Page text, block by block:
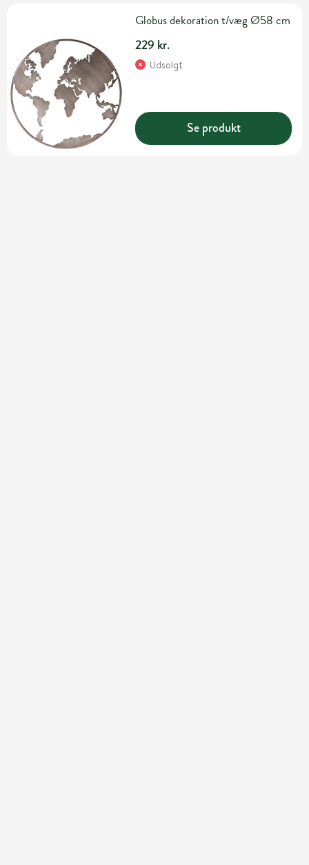
Globus dekoration t/væg Ø58 cm
229 kr.
Udsolgt
Se produkt